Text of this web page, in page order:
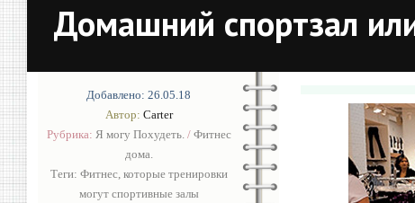
Домашний спортзал
Добавлено: 26.05.18
Автор: Carter
Рубрика: Я могу Похудеть./ Фитнес
дома.
Теги: Фитнес, которые тренировки
могут спортивные залы